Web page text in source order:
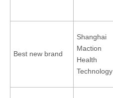
Best new brand
Shanghai
Maction
Health
Technology